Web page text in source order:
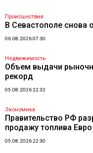
Происшествия
В Севастополе снова
06.08.2026 07:30
Недвижимость
Объем выдачи
рекорд
05.08.2026 22:32
Экономика
Правительство РФ
продажу топлива
05.08.2026 22:30